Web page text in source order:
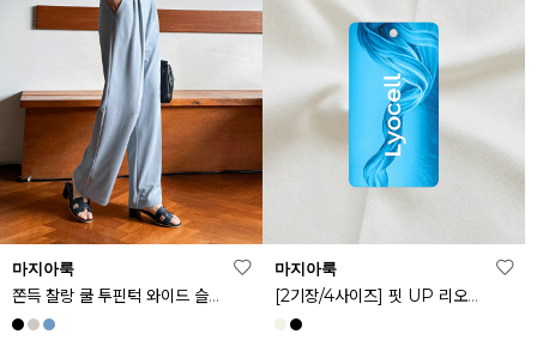
마지아룩
쫀득 찰랑 쿨 투핀턱 와이드 슬랙스
마지아룩
[2기장/4사이즈] 핏 UP 리오셀 스판 스커트